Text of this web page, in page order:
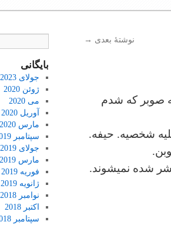
نوشتهٔ بعدی →
صوبر که شدم
شخصیه. حیفه.
شده نمیشوند.
بایگانی
جولای 2023
ژوئن 2020
می 2020
آوریل 2020
مارس 2020
سپتامبر 2019
جولای 2019
مارس 2019
فوریه 2019
ژانویه 2019
نوامبر 2018
اکتبر 2018
سپتامبر 2018